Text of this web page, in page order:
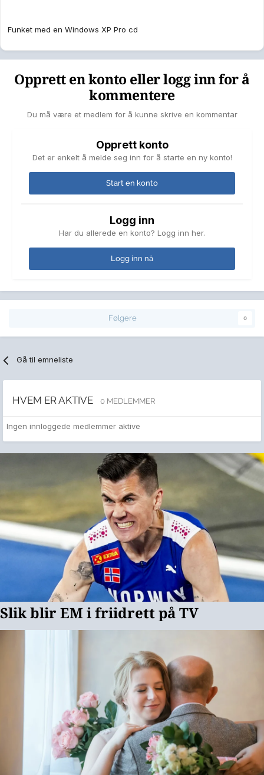
Funket med en Windows XP Pro cd
Opprett en konto eller logg inn for å
kommentere
Du må være et medlem for å kunne skrive en kommentar
Opprett konto
Det er enkelt å melde seg inn for å starte en ny konto!
Start en konto
Logg inn
Har du allerede en konto? Logg inn her.
Logg inn nå
Følgere 0
Gå til emneliste
HVEM ER AKTIVE 0 MEDLEMMER
Ingen innloggede medlemmer aktive